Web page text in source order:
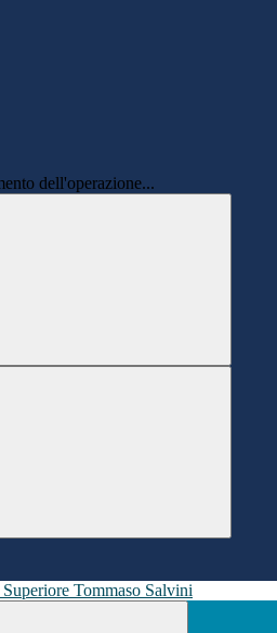
dell'operazione...